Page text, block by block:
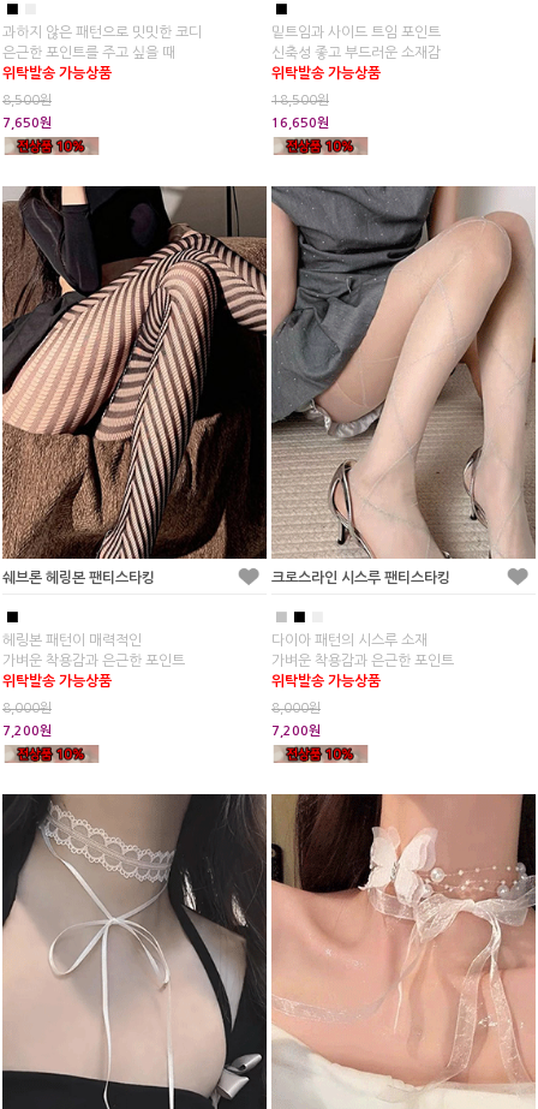
■
과하지 않은 패턴으로 밋밋한 코디
은근한 포인트를 주고 싶을 때
위탁발송 가능상품
8,500원
7,650원
■
밑트임과 사이드 트임 포인트
신축성 좋고 부드러운 소재감
위탁발송 가능상품
18,500원
16,650원
쉐브론 헤링본 팬티스타킹
■
헤링본 패턴이 매력적인
가벼운 착용감과 은근한 포인트
위탁발송 가능상품
8,000원
7,200원
크로스라인 시스루 팬티스타킹
■ ■
다이아 패턴의 시스루 소재
가벼운 착용감과 은근한 포인트
위탁발송 가능상품
8,000원
7,200원